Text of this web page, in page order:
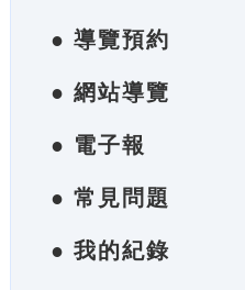
● 導覽預約
● 網站導覽
● 電子報
● 常見問題
● 我的紀錄